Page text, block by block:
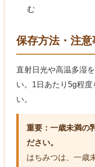
む
保存方法・注意
直射日光や高温多湿
い。1日あたり5g程
い。
重要：一歳未満の
ださい。
はちみつは、一歳